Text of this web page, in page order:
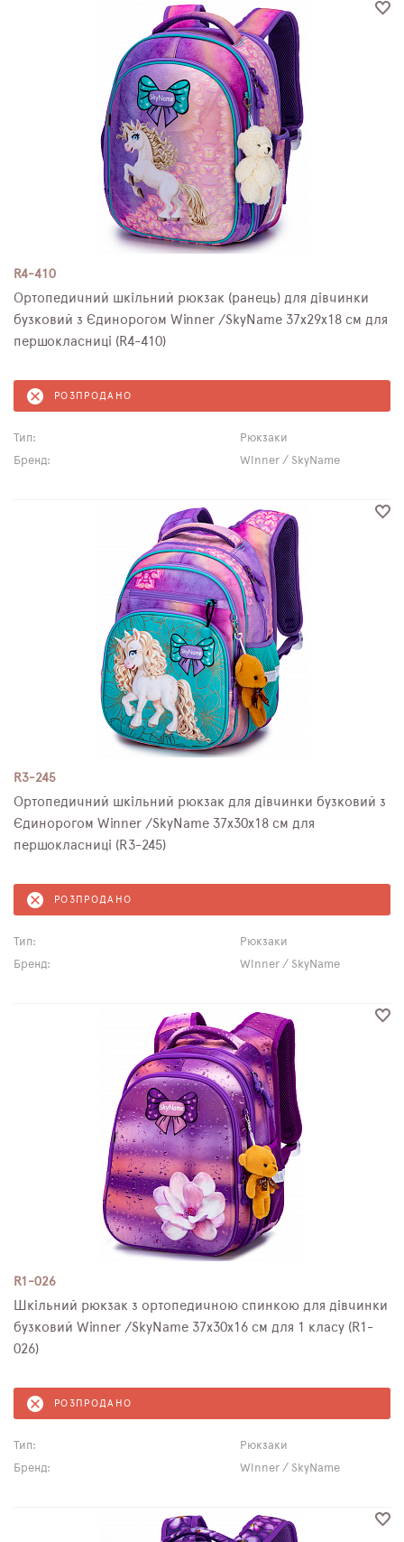
SCHOOL STANDARD
R4-410
Ортопедичний шкільний рюкзак (ранець) для дівчинки
бузковий з Єдинорогом Winner /SkyName 37х29х18 см для
першокласниці (R4-410)
РОЗПРОДАНО
Тип:
Рюкзаки
Бренд:
Winner / SkyName
R3-245
Ортопедичний шкільний рюкзак для дівчинки бузковий з
Єдинорогом Winner /SkyName 37х30х18 см для
першокласниці (R3-245)
РОЗПРОДАНО
Тип:
Рюкзаки
Бренд:
Winner / SkyName
R1-026
Шкільний рюкзак з ортопедичною спинкою для дівчинки
бузковий Winner /SkyName 37х30х16 см для 1 класу (R1-
026)
РОЗПРОДАНО
Тип:
Рюкзаки
Бренд:
Winner / SkyName